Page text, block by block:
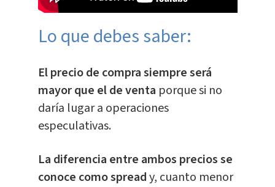
Lo que debes saber:
El precio de compra siempre será
mayor que el de venta porque si no
daría lugar a operaciones
especulativas.
La diferencia entre ambos precios se
conoce como spready, cuanto menor